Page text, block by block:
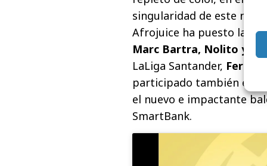
singularidad de este
Afrojuice ha puesto la
Marc Bartra, Nolito y
LaLiga Santander,
participado también en
el nuevo e impactante
SmartBank.